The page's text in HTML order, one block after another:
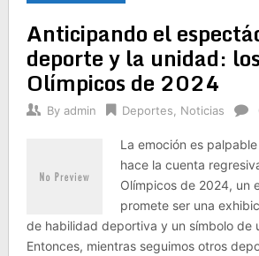
Anticipando el
deporte y la unidad:
Olímpicos de 2024
By admin Deportes Noticias
La emoción es
hace la cuenta
Olímpicos de 2024, un
promete ser una
de habilidad deportiva y un símbolo de
Entonces, mientras seguimos otros